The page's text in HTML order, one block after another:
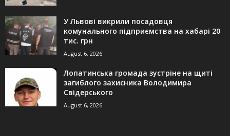
У Львові викрили посадовця
комунального підприємства на хабарі 20
тис. грн
August 6, 2026
Лопатинська громада зустріне на щиті
загиблого захисника Володимира
Свідерського
August 6, 2026